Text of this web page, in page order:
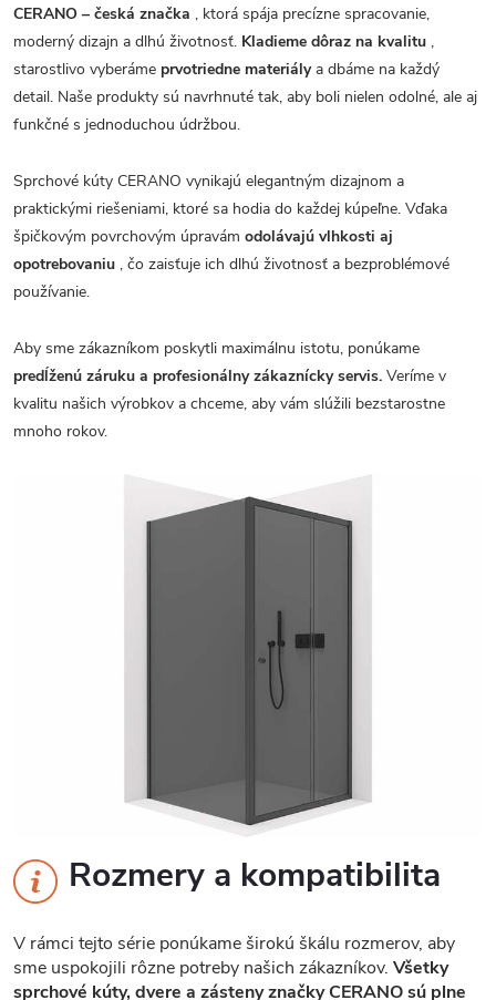
CERANO – česká značka , ktorá spája precízne spracovanie,
moderný dizajn a dlhú životnosť. Kladieme dôraz na kvalitu ,
starostlivo vyberáme prvotriedne materiálya dbáme na každý
detail. Naše produkty sú navrhnuté tak, aby boli nielen odolné, ale aj
funkčné s jednoduchou údržbou.
Sprchové kúty CERANO vynikajú elegantným dizajnom a
praktickými riešeniami, ktoré sa hodia do každej kúpeľne. Vďaka
špičkovým povrchovým úpravám odolávajú vlhkosti aj
opotrebovaniu , čo zaisťuje ich dlhú životnosť a bezproblémové
používanie.
Aby sme zákazníkom poskytli maximálnu istotu, ponúkame
predĺženú záruku a profesionálny zákaznícky servis. Veríme v
kvalitu našich výrobkov a chceme, aby vám slúžili bezstarostne
mnoho rokov.
Rozmery a kompatibilita
V rámci tejto série ponúkame širokú škálu rozmerov, aby
sme uspokojili rôzne potreby našich zákazníkov. Všetky
sprchové kúty, dvere a zásteny značky CERANO sú plne